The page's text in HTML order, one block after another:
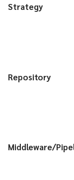
Strategy
Repository
Middleware/